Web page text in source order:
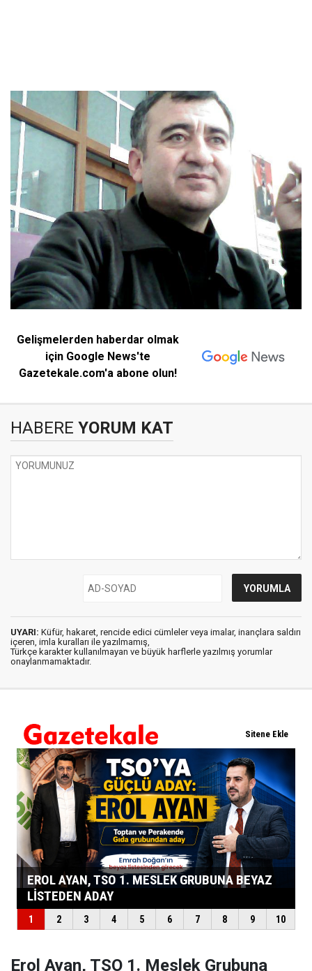
Gelişmelerden haberdar olmak
için Google News'te
Gazetekale.com'a abone olun!
HABERE YORUM KAT
UYARI: Küfür, hakaret, rencide edici cümleler veya imalar, inançlara saldırı
içeren, imla kuralları ile yazılmamış,
Türkçe karakter kullanılmayan ve büyük harflerle yazılmış yorumlar
onaylanmamaktadır.
Erol Ayan, TSO 1. Meslek Grubuna